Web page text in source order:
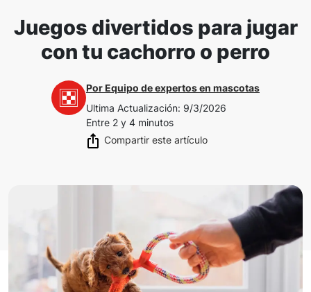
Juegos divertidos para jugar
con tu cachorro o perro
PorEquipo de expertos en mascotas
Ultima Actualización: 9/3/2026
Entre 2 y 4 minutos
Compartir este artículo